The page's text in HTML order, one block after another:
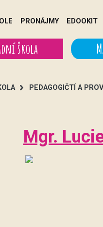
PRONÁJMY EDOOKIT
škola
PEDAGOGIČTÍ A
Mgr.